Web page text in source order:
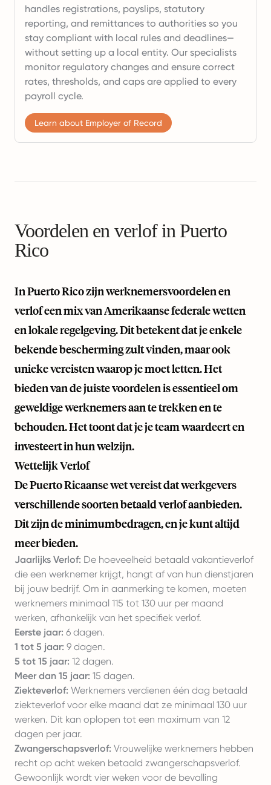
handles registrations, payslips, statutory
reporting, and remittances to authorities so you
stay compliant with local rules and deadlines—
without setting up a local entity. Our specialists
monitor regulatory changes and ensure correct
rates, thresholds, and caps are applied to every
payroll cycle.
Learn about Employer of Record
Voordelen en verlof in Puerto
Rico
In Puerto Rico zijn werknemersvoordelen en
verlof een mix van Amerikaanse federale wetten
en lokale regelgeving. Dit betekent dat je enkele
bekende bescherming zult vinden, maar ook
unieke vereisten waarop je moet letten. Het
bieden van de juiste voordelen is essentieel om
geweldige werknemers aan te trekken en te
behouden. Het toont dat je je team waardeert en
investeert in hun welzijn.
Wettelijk Verlof
De Puerto Ricaanse wet vereist dat werkgevers
verschillende soorten betaald verlof aanbieden.
Dit zijn de minimumbedragen, en je kunt altijd
meer bieden.
Jaarlijks Verlof: De hoeveelheid betaald vakantieverlof
die een werknemer krijgt, hangt af van hun dienstjaren
bij jouw bedrijf. Om in aanmerking te komen, moeten
werknemers minimaal 115 tot 130 uur per maand
werken, afhankelijk van het specifiek verlof.
Eerste jaar: 6 dagen.
1 tot 5 jaar: 9 dagen.
5 tot 15 jaar: 12 dagen.
Meer dan 15 jaar: 15 dagen.
Ziekteverlof: Werknemers verdienen één dag betaald
ziekteverlof voor elke maand dat ze minimaal 130 uur
werken. Dit kan oplopen tot een maximum van 12
dagen per jaar.
Zwangerschapsverlof: Vrouwelijke werknemers hebben
recht op acht weken betaald zwangerschapsverlof.
Gewoonlijk wordt vier weken voor de bevalling